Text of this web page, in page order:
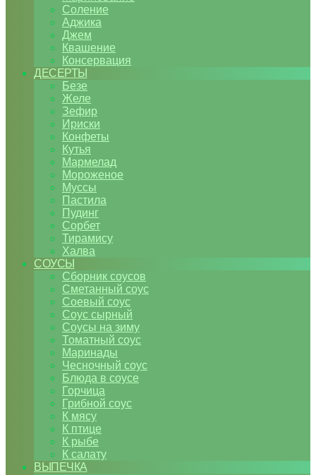
Соление
Аджика
Джем
Квашение
Консервация
ДЕСЕРТЫ
Безе
Желе
Зефир
Ириски
Конфеты
Кутья
Мармелад
Мороженое
Муссы
Пастила
Пудинг
Сорбет
Тирамису
Халва
СОУСЫ
Сборник соусов
Сметанный соус
Соевый соус
Соус сырный
Соусы на зиму
Томатный соус
Маринады
Чесночный соус
Блюда в соусе
Горчица
Грибной соус
К мясу
К птице
К рыбе
К салату
ВЫПЕЧКА